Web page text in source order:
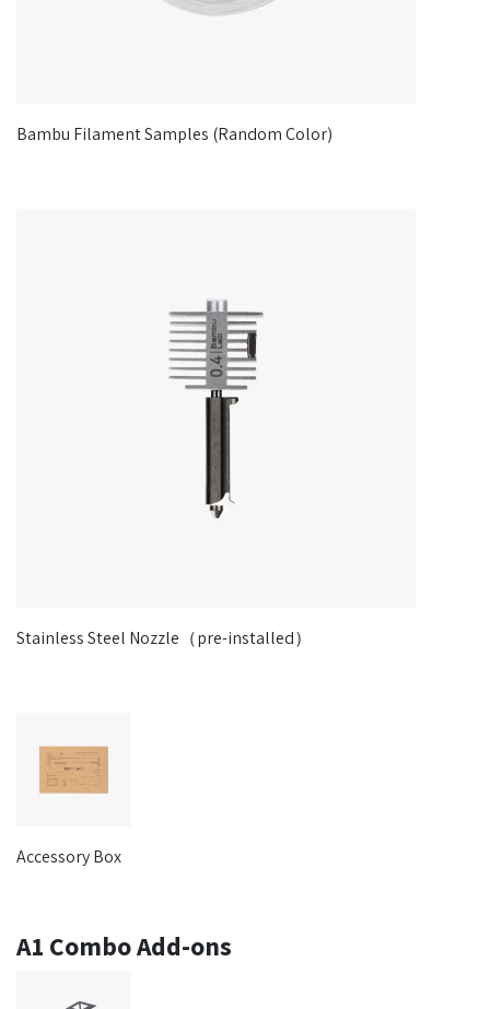
Bambu Filament Samples (Random Color)
Stainless Steel Nozzle（pre-installed）
Accessory Box
A1 Combo Add-ons